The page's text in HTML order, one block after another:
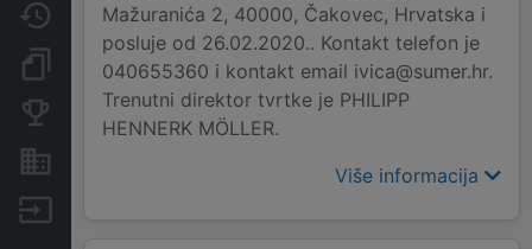
Promjene
Dokumenti i objave
Konkurentske tvrtke
Mažuranića 2, 40000, Čakovec, Hrvatska i
posluje od 26.02.2020.. Kontakt telefon je
040655360 i kontakt email ivica@sumer.hr.
Trenutni direktor tvrtke je PHILIPP
HENNERK MÖLLER.
Više informacija